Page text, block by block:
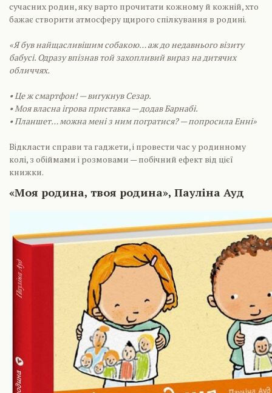
сучасних родин, яку варто прочитати кожному й кожній, хто
бажає створити атмосферу щирого спілкування в родині.
«Я був найщасливішим собакою… аж до недавнього візиту
бабусі. Одразу впізнав той захопливий вираз на дитячих
обличчях.
• Це ж смартфон! — вигукнув Сезар.
• Моя власна ігрова приставка — додав Барнабі.
• Планшет… можна мені з ним погратися? — попросила Енні»
Відкласти справи та гаджети, і провести час у родинному
колі, з обіймами і розмовами — побічний ефект від цієї
книжки.
«Моя родина, твоя родина», Пауліна Ауд